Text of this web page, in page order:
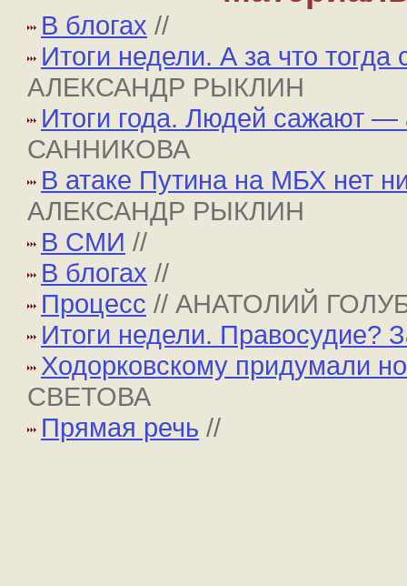
В блогах //
Итоги недели. А за что
АЛЕКСАНДР РЫКЛИН
Итоги года. Людей сажают
САННИКОВА
В атаке Путина на МБХ нет
АЛЕКСАНДР РЫКЛИН
В СМИ //
В блогах //
Процесс // АНАТОЛИЙ
Итоги недели. Правосудие?
Ходорковскому придумали
СВЕТОВА
Прямая речь //